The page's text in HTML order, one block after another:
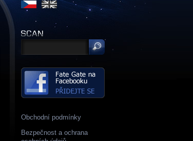
Obchodní podmínky
Bezpečnost a ochrana